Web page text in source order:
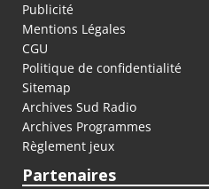
Publicité
Mentions Légales
CGU
Politique de confidentialité
Sitemap
Archives Sud Radio
Archives Programmes
Règlement jeux
Partenaires